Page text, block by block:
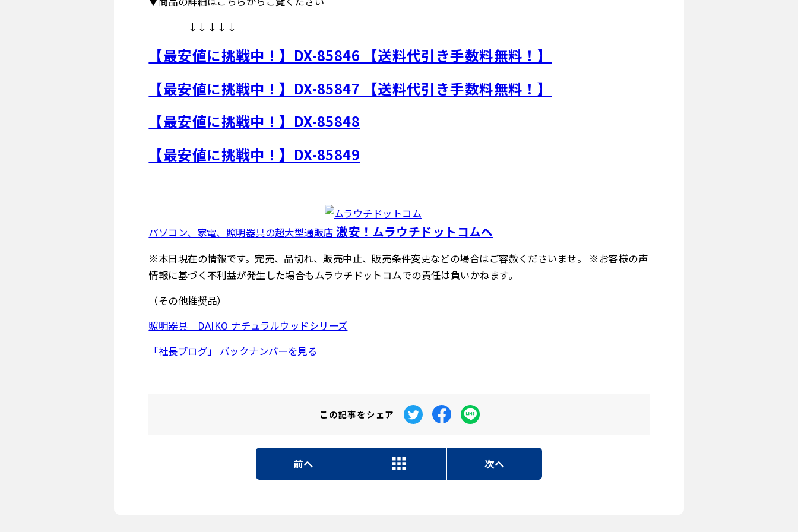
↓↓↓↓↓
【最安値に挑戦中！】DX-85846 【送料代引き手数料無料！】
【最安値に挑戦中！】DX-85847 【送料代引き手数料無料！】
【最安値に挑戦中！】DX-85848
【最安値に挑戦中！】DX-85849
パソコン、家電、照明器具の超大型通販店激安！ムラウチドットコムへ
※本日現在の情報です。完売、品切れ、販売中止、販売条件変更などの場合はご容赦くださいませ。 ※お客様の声
情報に基づく不利益が発生した場合もムラウチドットコムでの責任は負いかねます。
（その他推奨品）
照明器具 DAIKO ナチュラルウッドシリーズ
「社長ブログ」 バックナンバーを見る
この記事をシェア
前へ 次へ